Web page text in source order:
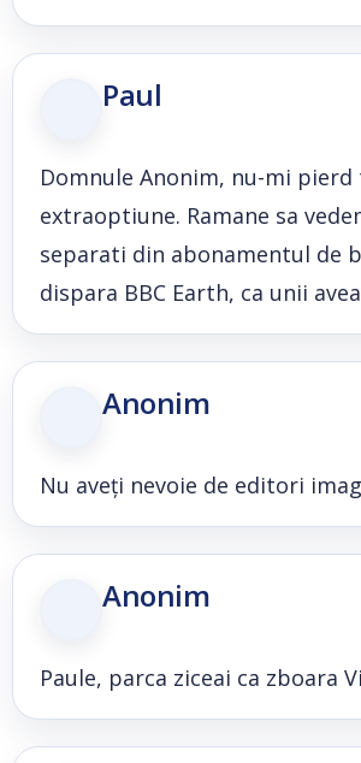
Paul
Domnule Anonim, nu-mi
extraoptiune. Ramane sa
separati din abonamentul de
dispara BBC Earth, ca unii
Anonim
Nu aveți nevoie de editori
Anonim
Paule, parca ziceai ca zboara